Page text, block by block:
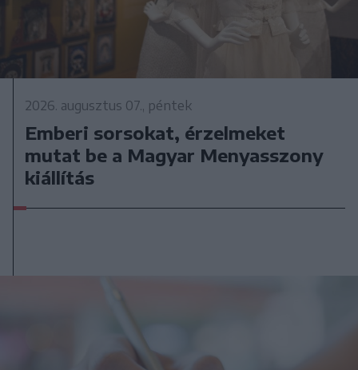
2026. augusztus 07., péntek
Emberi sorsokat, érzelmeket
mutat be a Magyar Menyasszony
kiállítás